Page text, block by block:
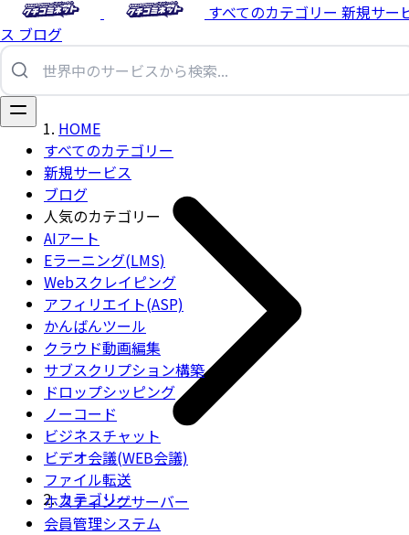
すべてのカテゴリー 新規サー
ス ブログ
すべてのカテゴリー
新規サービス
ブログ
人気のカテゴリー
AIアート
Eラーニング(LMS)
Webスクレイピング
アフィリエイト(ASP)
かんばんツール
クラウド動画編集
サブスクリプション構築
ドロップシッピング
ノーコード
ビジネスチャット
ビデオ会議(WEB会議)
ファイル転送
ホスティングサーバー
会員管理システム
HOME
カテゴリー